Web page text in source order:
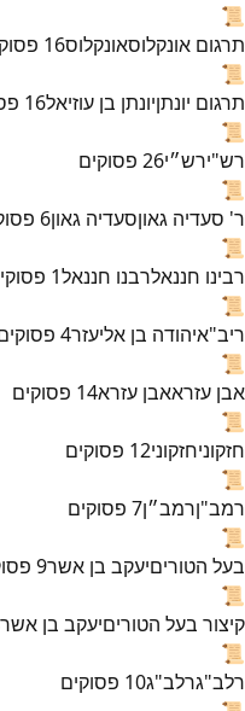
📜
תרגום אונקלוסאונקלוס16
📜
תרגום יונתןיונתן בן עוזיאל16
📜
רש"ירש״י26 פסוקים
📜
ר' סעדיה גאוןסעדיה גאון6
📜
רבינו חננאלרבנו חננאל1
📜
ריב"איהודה בן אליעזר4
📜
אבן עזראאבן עזרא14 פסוקים
📜
חזקוניחזקוני12 פסוקים
📜
רמב"ןרמב״ן7 פסוקים
📜
בעל הטוריםיעקב בן אשר9
📜
קיצור בעל הטוריםיעקב בן אשר
📜
רלב"גרלב"ג10 פסוקים